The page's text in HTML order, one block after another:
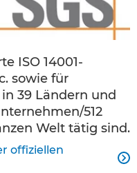
ISO 14001-
sowie für
39 Ländern und
512
Welt tätig sind.
offiziellen
